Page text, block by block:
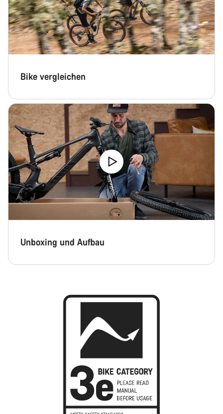
Bike vergleichen
Unboxing und Aufbau
Chat starten
Schließen